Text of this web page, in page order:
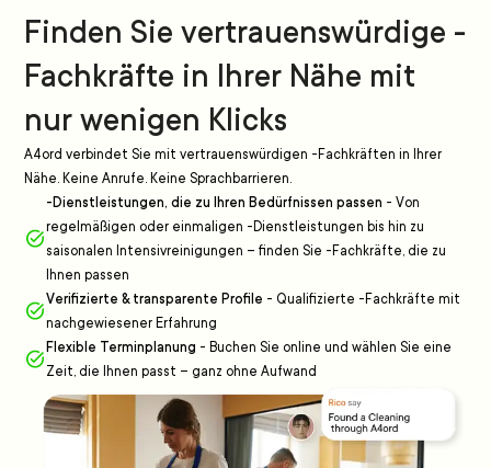
Finden Sie vertrauenswürdige -
Fachkräfte in Ihrer Nähe mit
nur wenigen Klicks
A4ord verbindet Sie mit vertrauenswürdigen -Fachkräften in Ihrer
Nähe. Keine Anrufe. Keine Sprachbarrieren.
-Dienstleistungen, die zu Ihren Bedürfnissen passen - Von
regelmäßigen oder einmaligen -Dienstleistungen bis hin zu
saisonalen Intensivreinigungen – finden Sie -Fachkräfte, die zu
Ihnen passen
Verifizierte & transparente Profile - Qualifizierte -Fachkräfte mit
nachgewiesener Erfahrung
Flexible Terminplanung - Buchen Sie online und wählen Sie eine
Zeit, die Ihnen passt – ganz ohne Aufwand